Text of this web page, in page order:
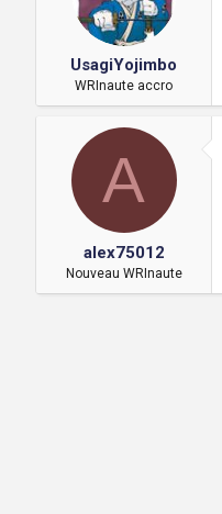
UsagiYojimbo
WRInaute accro
A
alex75012
Nouveau WRInaute